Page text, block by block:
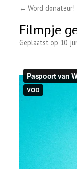
← Word donateur!
Filmpje
Geplaatst op 10